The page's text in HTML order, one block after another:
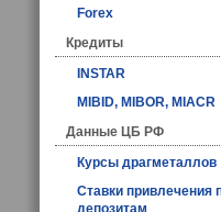
Forex
Кредиты
INSTAR
MIBID, MIBOR, MIACR
Данные ЦБ РФ
Курсы драгметаллов
Ставки привлечения